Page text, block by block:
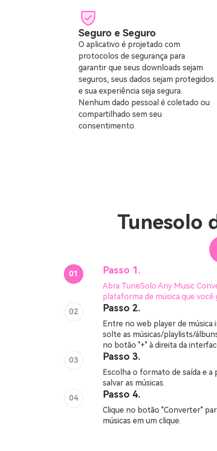
Seguro e Seguro
O aplicativo é projetado com
protocolos de segurança para
garantir que seus downloads sejam
seguros, seus dados sejam protegidos
e sua experiência seja segura.
Nenhum dado pessoal é coletado ou
compartilhado sem seu
consentimento.
Tunesolo
01
Abra TuneSolo Any Music
plataforma de música que você
Passo 2.
Entre no web player de música
solte as músicas/playlists/
no botão "+" à direita da
Passo 3.
Escolha o formato de saída e a
salvar as músicas.
Passo 4.
Clique no botão "Converter"
músicas em um clique.